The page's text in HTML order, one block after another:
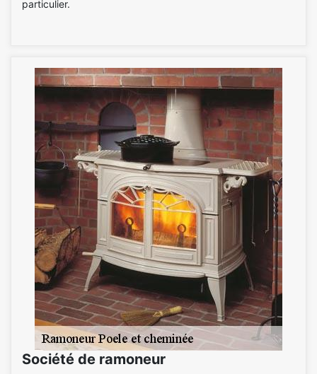
particulier.
Société de ramoneur